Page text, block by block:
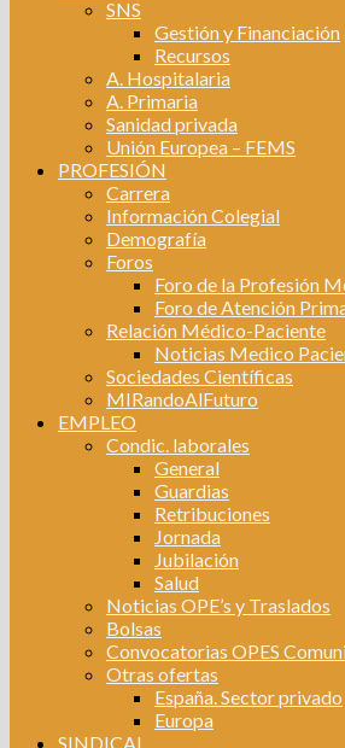
SNS
Gestión y Financiación
Recursos
A. Hospitalaria
A. Primaria
Sanidad privada
Unión Europea – FEMS
PROFESIÓN
Carrera
Información Colegial
Demografía
Foros
Foro de la Profesión
Foro de Atención
Relación Médico-Paciente
Noticias Medico
Sociedades Científicas
MIRandoAlFuturo
EMPLEO
Condic. laborales
General
Guardias
Retribuciones
Jornada
Jubilación
Salud
Noticias OPE’s y Traslados
Bolsas
Convocatorias OPES
Otras ofertas
España. Sector privado
Europa
SINDICAL